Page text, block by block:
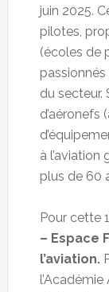
juin 2025.
pilotes,
(écoles de
du secteur.
d’aéronefs
à l’aviation
plus de 60
Pour cette
– Espace
l’aviation.